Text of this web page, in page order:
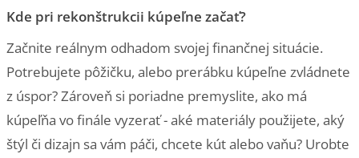
Kde pri rekonštrukcii kúpeľne začať?
Začnite reálnym odhadom svojej finančnej situácie.
Potrebujete pôžičku, alebo prerábku kúpeľne zvládnete
z úspor? Zároveň si poriadne premyslite, ako má
kúpeľňa vo finále vyzerať - aké materiály použijete, aký
štýl či dizajn sa vám páči, chcete kút alebo vaňu? Urobte